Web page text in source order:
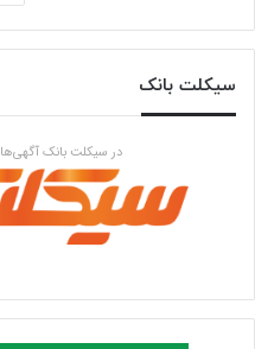
سیکلت بانک
در سیکلت بانک